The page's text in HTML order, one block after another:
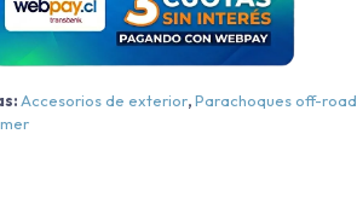
Accesorios de exterior,Parachoques off-road